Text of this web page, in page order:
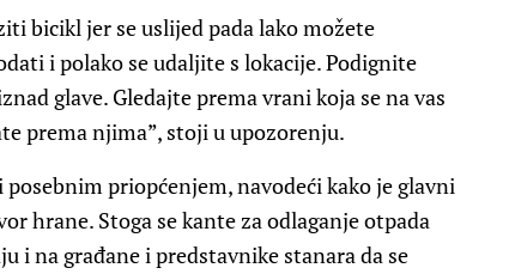
bicikl jer se uslijed pada lako možete
i polako se udaljite s lokacije. Podignite
glave. Gledajte prema vrani koja se na vas
prema njima”, stoji u upozorenju.
priopćenjem, navodeći kako je glavni
hrane. Stoga se kante za odlaganje otpada
i na građane i predstavnike stanara da se